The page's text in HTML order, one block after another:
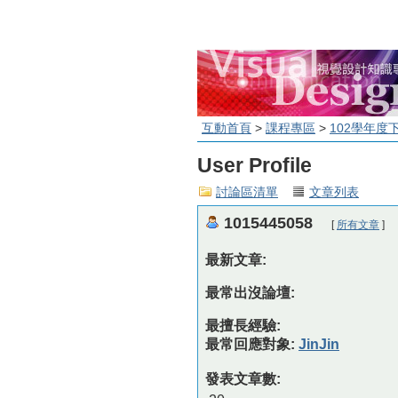
互動首頁 > 課程專區 > 102學年度
User Profile
討論區清單 文章列表
1015445058 [ 所有文章 ]
最新文章:
最常出沒論壇:
最擅長經驗:
最常回應對象: JinJin
發表文章數: